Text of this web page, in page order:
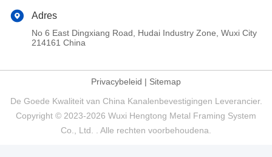
Adres
No 6 East Dingxiang Road, Hudai Industry Zone, Wuxi City
214161 China
Privacybeleid | Sitemap
De Goede Kwaliteit van China Kanalenbevestigingen Leverancier.
Copyright © 2023-2026 Wuxi Hengtong Metal Framing System
Co., Ltd. . Alle rechten voorbehoudena.